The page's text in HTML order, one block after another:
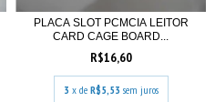
PLACA SLOT PCMCIA LEITOR
CARD CAGE BOARD...
R$16,60
3 x de R$5,53 sem juros